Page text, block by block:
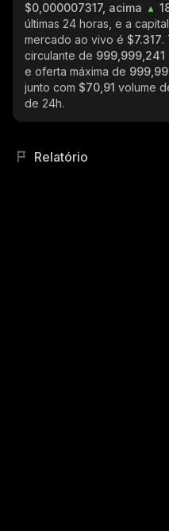
$0,000007317, acima
últimas 24 horas, e a
mercado ao vivo é $7.317.
circulante de 999,999,241
e oferta máxima de
junto com $70,91 volume
de 24h.
Relatório